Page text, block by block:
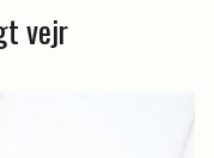
vejr